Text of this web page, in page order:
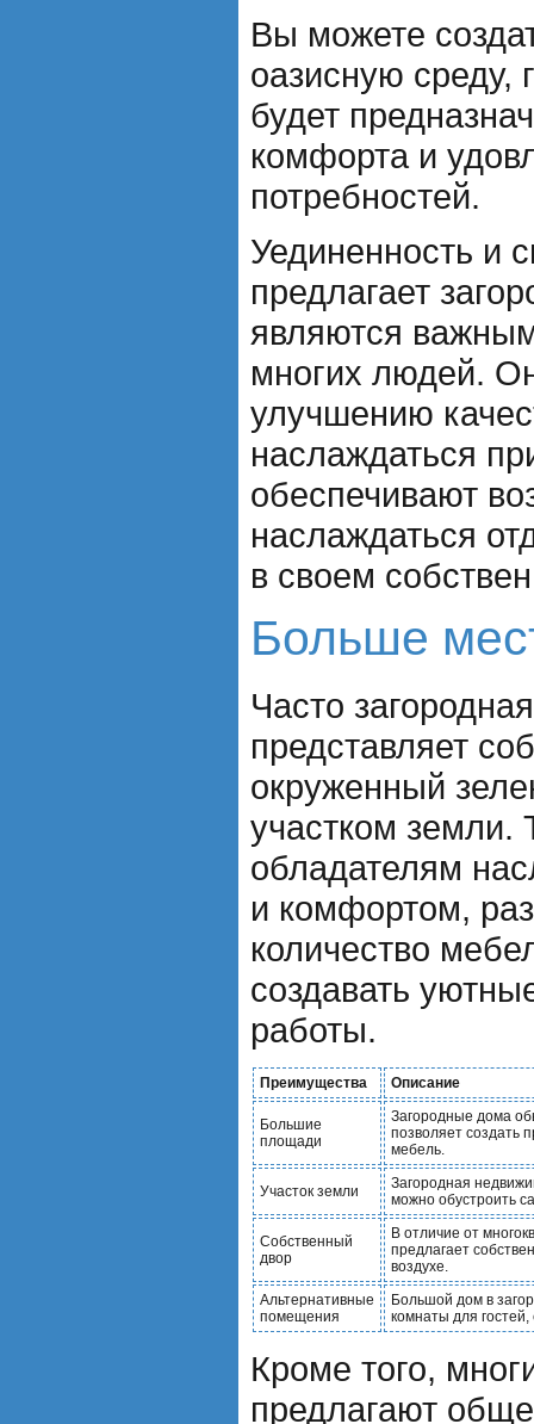
Вы можете
оазисную среду,
будет
комфорта и
потребностей.
Уединенность и
предлагает
являются
многих людей.
улучшению
наслаждаться
обеспечивают
наслаждаться
в своем
Больше
Часто
представляет
окруженный
участком земли.
обладателям
и комфортом,
количество
создавать
работы.
Преимущества Описание
Большие
площади
Загородные дома
позволяет создать
мебель.
Участок земли
Загородная
можно обустроить
Собственный
двор
В отличие от
предлагает
воздухе.
Альтернативные
помещения
Большой дом в
комнаты для
Кроме того,
предлагают